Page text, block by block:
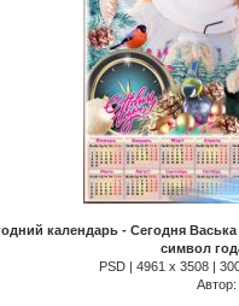
календарь - Сегодня
символ
PSD | 4961 х 3508 |